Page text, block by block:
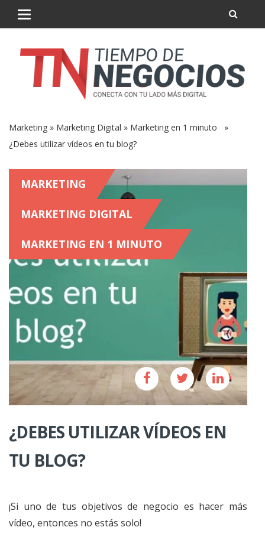
Marketing » Marketing Digital » Marketing en 1 minuto »
¿Debes utilizar vídeos en tu blog?
MARKETING
MARKETING DIGITAL
MARKETING EN 1 MINUTO
¿DEBES UTILIZAR VÍDEOS EN
TU BLOG?
¡Si uno de tus objetivos de negocio es hacer más
vídeo, entonces no estás solo!